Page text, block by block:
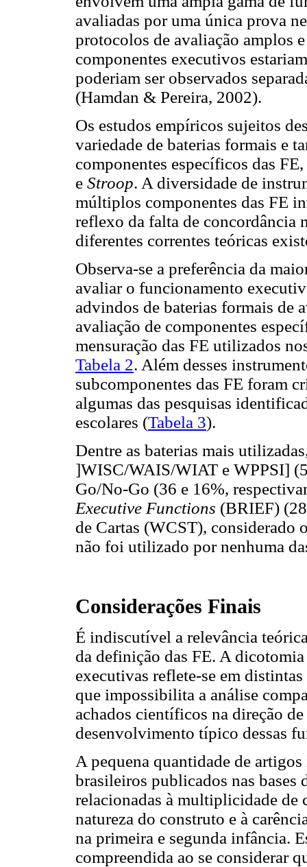
avaliadas por uma única prova
protocolos de avaliação amplos
componentes executivos
poderiam ser observados
(Hamdan & Pereira, 2002).
Os estudos empíricos sujeitos
variedade de baterias formais e
componentes específicos das
e Stroop. A diversidade de
múltiplos componentes das FE
reflexo da falta de concordância
diferentes correntes teóricas
Observa-se a preferência da
avaliar o funcionamento
advindos de baterias formais de
avaliação de componentes
mensuração das FE utilizados
Tabela 2. Além desses
subcomponentes das FE foram
algumas das pesquisas
escolares (Tabela 3).
Dentre as baterias mais
]WISC/WAIS/WIAT e WPPSI]
Go/No-Go (36 e 16%,
Executive Functions (BRIEF)
de Cartas (WCST), considerado
não foi utilizado por nenhuma
Considerações Finais
É indiscutível a relevância
da definição das FE. A
executivas reflete-se em
que impossibilita a análise
achados científicos na direção
desenvolvimento típico dessas
A pequena quantidade de
brasileiros publicados nas bases
relacionadas à multiplicidade de
natureza do construto e à
na primeira e segunda infância.
compreendida ao se considerar